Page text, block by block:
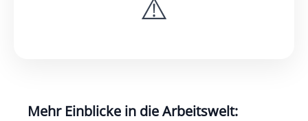
Mehr Einblicke in die Arbeitswelt: